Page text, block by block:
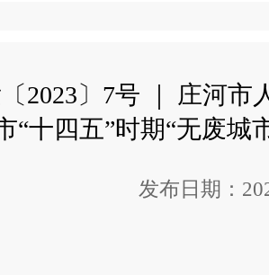
2023〕7号 ｜ 庄河
“十四五”时期“无废城
发布日期：